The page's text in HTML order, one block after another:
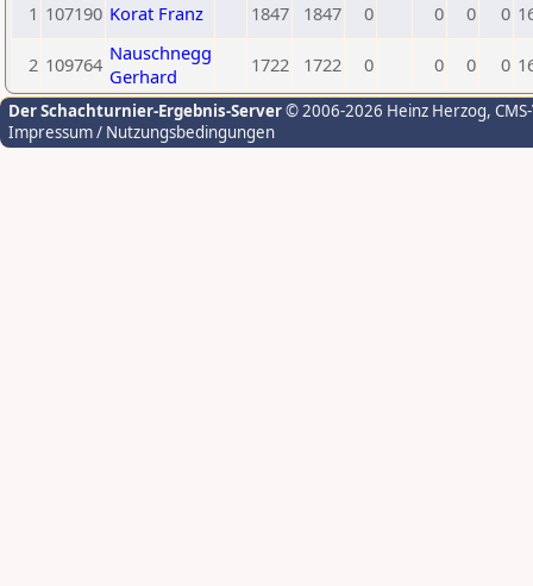
1 107190 Korat Franz 1847 1847 0 0 0 0
2 109764 Nauschnegg
Gerhard
1722 1722 0 0 0 0
Der Schachturnier-Ergebnis-Server© 2006-2026 Heinz Herzog,
Impressum / Nutzungsbedingungen